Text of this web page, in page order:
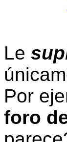
Le
Por
foro